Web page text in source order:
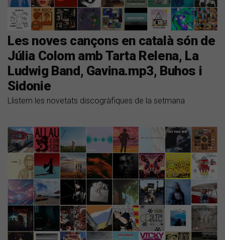
Les noves cançons en català són de
Júlia Colom amb Tarta Relena, La
Ludwig Band, Gavina.mp3, Buhos i
Sidonie
Llistem les novetats discogràfiques de la setmana